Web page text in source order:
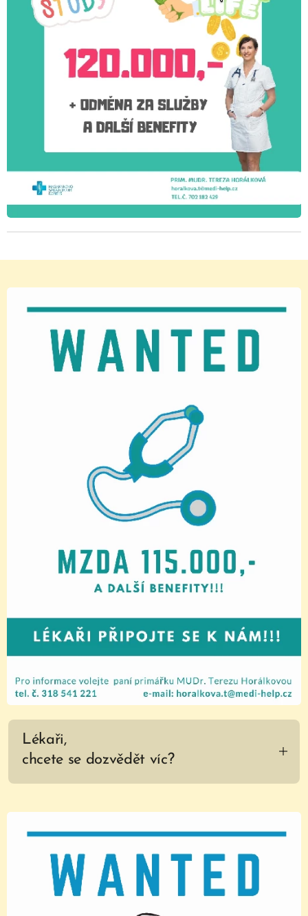
Lékaři,
chcete se dozvědět víc?
vstupy. Máme k dispozici moderní UZV
přístroj k bed-side diagnostice akutních
hojení ran. Konsiliárně k nám dochází kožní
lékař, psychiatr a urolog. Staráme se o
pacienty s multioborovou problematikou.